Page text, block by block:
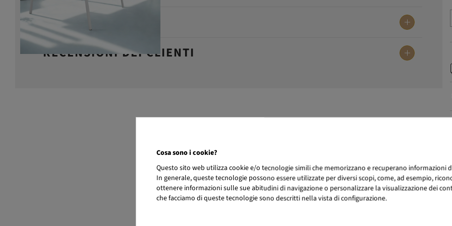
MANUTENZIONE
RECENSIONI DEI CLIENTI
Cosa sono i cookie?
Questo sito web utilizza cookie e/o tecnologie simili che memorizzano e recuperano informazioni
In generale, queste tecnologie possono essere utilizzate per diversi scopi, come, ad esempio,
ottenere informazioni sulle sue abitudini di navigazione o personalizzare la visualizzazione dei
che facciamo di queste tecnologie sono descritti nella vista di configurazione.